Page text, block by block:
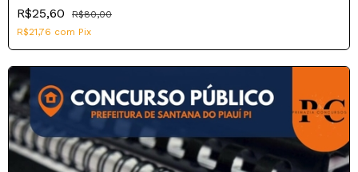
R$25,60
R$80,00
R$21,76 com Pix